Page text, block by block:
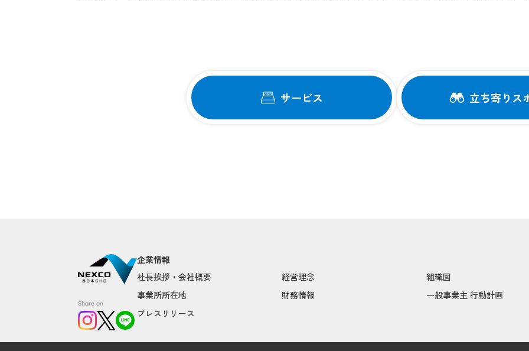
サービス 立ち寄りス
企業情報
社⻑挨拶・会社概要
経営理念
組織図
事業所所在地
財務情報
一般事業主 行動計画
プレスリリース
Share on